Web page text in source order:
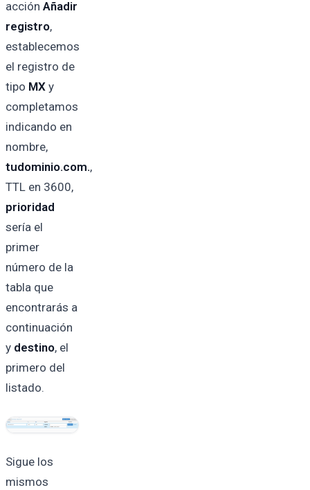
acción Añadir
registro,
establecemos
el registro de
tipo MX y
completamos
indicando en
nombre,
tudominio.com.,
TTL en 3600,
prioridad
sería el
primer
número de la
tabla que
encontrarás a
continuación
y destino, el
primero del
listado.
Sigue los
mismos